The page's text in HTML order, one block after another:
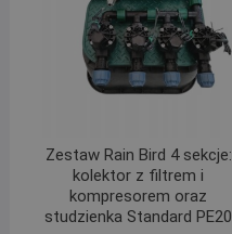
Zestaw Rain Bird 4 sekcje:
kolektor z filtrem i
kompresorem oraz
studzienka Standard PE20